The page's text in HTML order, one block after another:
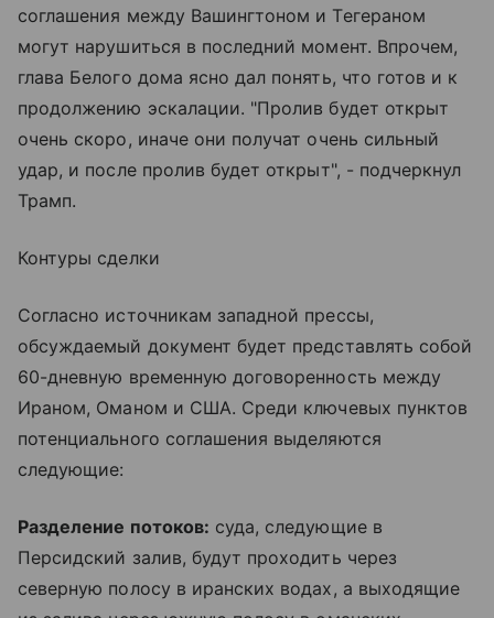
соглашения между Вашингтоном и Тегераном
могут нарушиться в последний момент. Впрочем,
глава Белого дома ясно дал понять, что готов и к
продолжению эскалации. "Пролив будет открыт
очень скоро, иначе они получат очень сильный
удар, и после пролив будет открыт", - подчеркнул
Трамп.
Контуры сделки
Согласно источникам западной прессы,
обсуждаемый документ будет представлять собой
60-дневную временную договоренность между
Ираном, Оманом и США. Среди ключевых пунктов
потенциального соглашения выделяются
следующие:
Разделение потоков: суда, следующие в
Персидский залив, будут проходить через
северную полосу в иранских водах, а выходящие